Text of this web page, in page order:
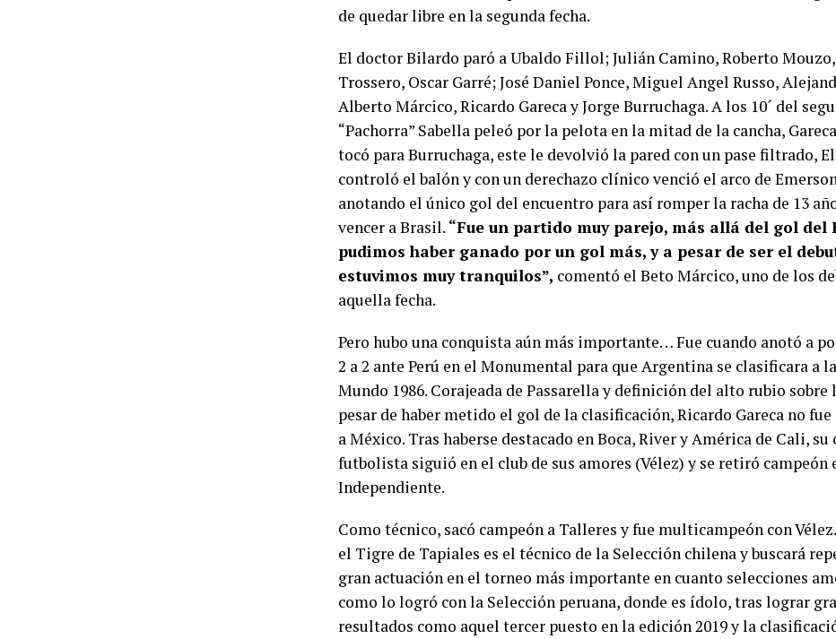
de quedar libre en la segunda fecha.
El doctor Bilardo paró a Ubaldo Fillol; Julián Camino, Roberto
Trossero, Oscar Garré; José Daniel Ponce, Miguel Angel Russo,
Alberto Márcico, Ricardo Gareca y Jorge Burruchaga. A los 10´ del
“Pachorra” Sabella peleó por la pelota en la mitad de la cancha,
tocó para Burruchaga, este le devolvió la pared con un pase filtrado,
controló el balón y con un derechazo clínico venció el arco de
anotando el único gol del encuentro para así romper la racha de 13
vencer a Brasil. “Fue un partido muy parejo, más allá del gol del
pudimos haber ganado por un gol más, y a pesar de ser el
estuvimos muy tranquilos”, comentó el Beto Márcico, uno de los
aquella fecha.
Pero hubo una conquista aún más importante… Fue cuando anotó a
2 a 2 ante Perú en el Monumental para que Argentina se clasificara a
Mundo 1986. Corajeada de Passarella y definición del alto rubio sobre
pesar de haber metido el gol de la clasificación, Ricardo Gareca no
a México. Tras haberse destacado en Boca, River y América de Cali, su
futbolista siguió en el club de sus amores (Vélez) y se retiró campeón
Independiente.
Como técnico, sacó campeón a Talleres y fue multicampeón con
el Tigre de Tapiales es el técnico de la Selección chilena y buscará
gran actuación en el torneo más importante en cuanto selecciones
como lo logró con la Selección peruana, donde es ídolo, tras lograr
resultados como aquel tercer puesto en la edición 2019 y la